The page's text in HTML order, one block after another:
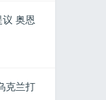
奥恩
克兰打